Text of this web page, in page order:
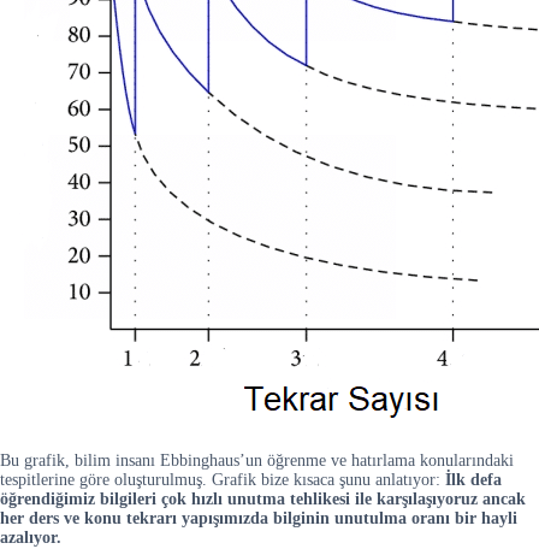
Bu grafik, bilim insanı Ebbinghaus’un öğrenme ve hatırlama konularındaki
tespitlerine göre oluşturulmuş. Grafik bize kısaca şunu anlatıyor: İlk defa
öğrendiğimiz bilgileri çok hızlı unutma tehlikesi ile karşılaşıyoruz ancak
her ders ve konu tekrarı yapışımızda bilginin unutulma oranı bir hayli
azalıyor.